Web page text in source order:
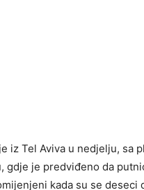
iz Tel Aviva u nedjelju, sa
gdje je predviđeno da
kada su se